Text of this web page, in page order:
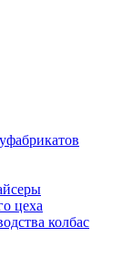
цеха
колбас